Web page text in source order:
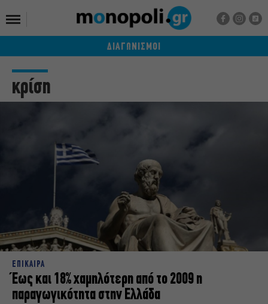
ΔΙΑΓΩΝΙΣΜΟΙ
κρίση
ΕΠΙΚΑΙΡΑ
Έως και 18% χαμηλότερη από το 2009 η
παραγωγικότητα στην Ελλάδα